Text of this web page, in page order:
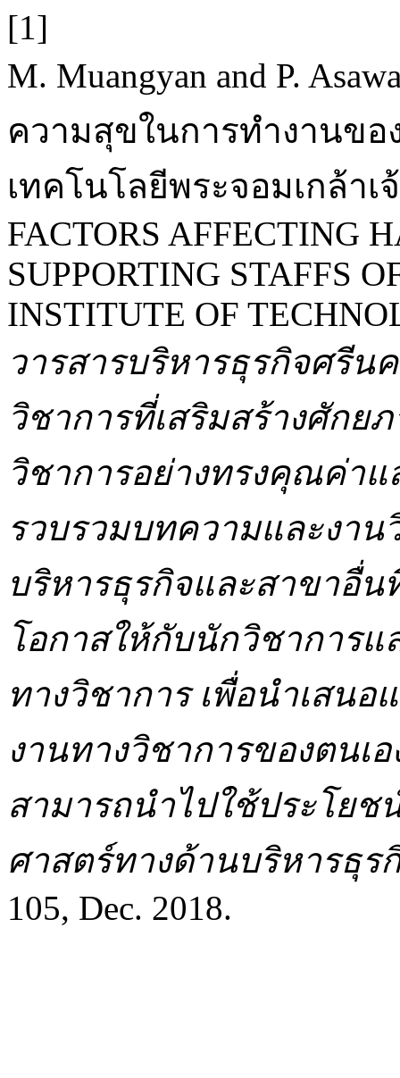
[1]
M. Muangyan and P.
ความสุขในการทำงานข
เทคโนโลยีพระจอมเกล้า
FACTORS AFFECTING
SUPPORTING STAFFS
INSTITUTE OF
วารสารบริหารธุรกิจศรีน
วิชาการที่เสริมสร้างศักย
วิชาการอย่างทรงคุณค่า
รวบรวมบทความและงา
บริหารธุรกิจและสาขาอื่น
โอกาสให้กับนักวิชาการแ
ทางวิชาการ เพื่อนำเสน
งานทางวิชาการของตนเ
สามารถนำไปใช้ประโย
ศาสตร์ทางด้านบริหารธุร
105, Dec. 2018.